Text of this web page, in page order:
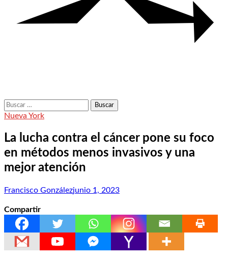
Buscar:
Nueva York
La lucha contra el cáncer pone su foco
en métodos menos invasivos y una
mejor atención
Francisco Gonzálezjunio 1, 2023
Compartir